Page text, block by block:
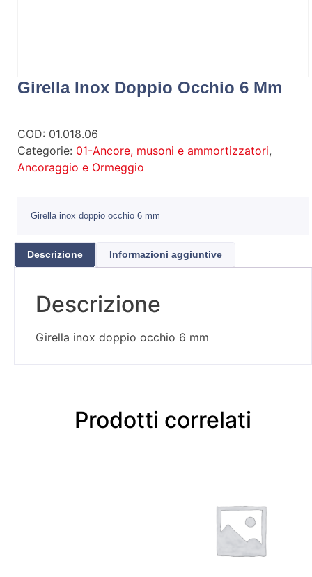
Girella Inox Doppio Occhio 6 Mm
COD: 01.018.06
Categorie: 01-Ancore, musoni e ammortizzatori,
Ancoraggio e Ormeggio
Girella inox doppio occhio 6 mm
Descrizione Informazioni aggiuntive
Descrizione
Girella inox doppio occhio 6 mm
Prodotti correlati